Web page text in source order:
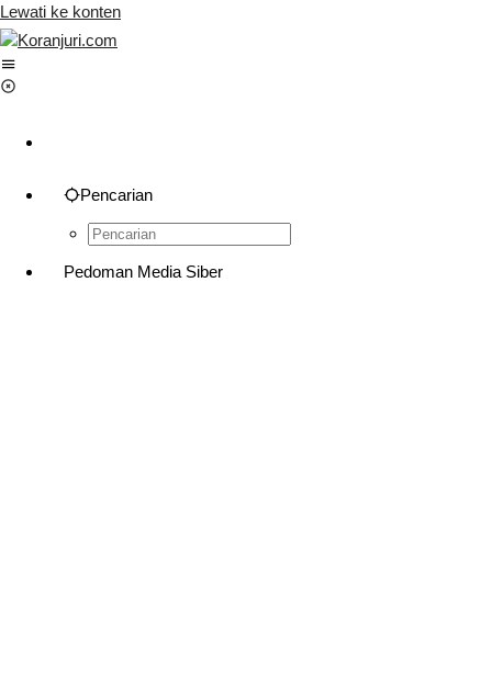
Lewati ke konten
Pencarian
Pedoman Media Siber